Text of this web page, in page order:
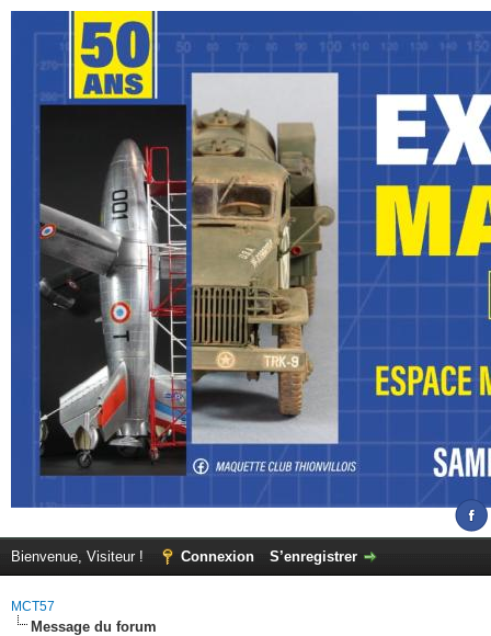
Bienvenue, Visiteur ! Connexion S’enregistrer
MCT57
Message du forum